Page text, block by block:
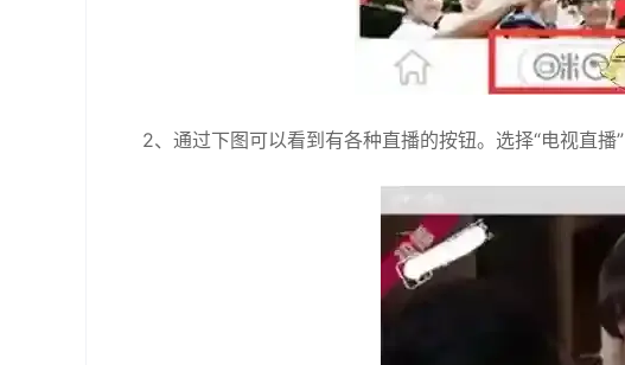
2、通过下图可以看到有各种直播的按钮。选择“电视直播”